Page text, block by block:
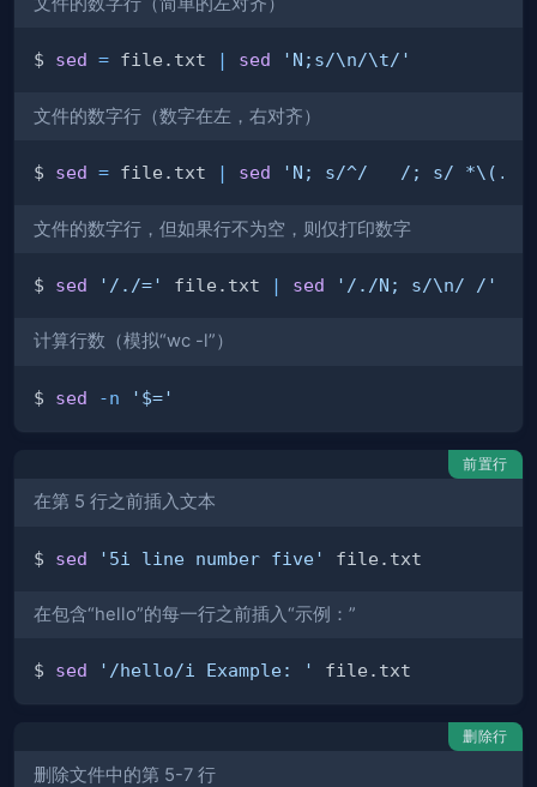
$ sed = file.txt sed 'N;s/\n/\t/'
文件的数字行（数字在左，右对齐）
$ sed = file.txt | sed 'N; s/^/   /; s/
文件的数字行，但如果行不为空，则仅打印数字
$ sed '/./=' file.txt | sed '/./N; s/\n/ /'
计算行数（模拟“wc -l”）
$ sed -n '$='
前置行
在第 5 行之前插入文本
$ sed '5i line number five'
在包含“hello”的每一行之前插入“示例：”
$ sed '/hello/i Example: '
删除行
删除文件中的第 5-7 行